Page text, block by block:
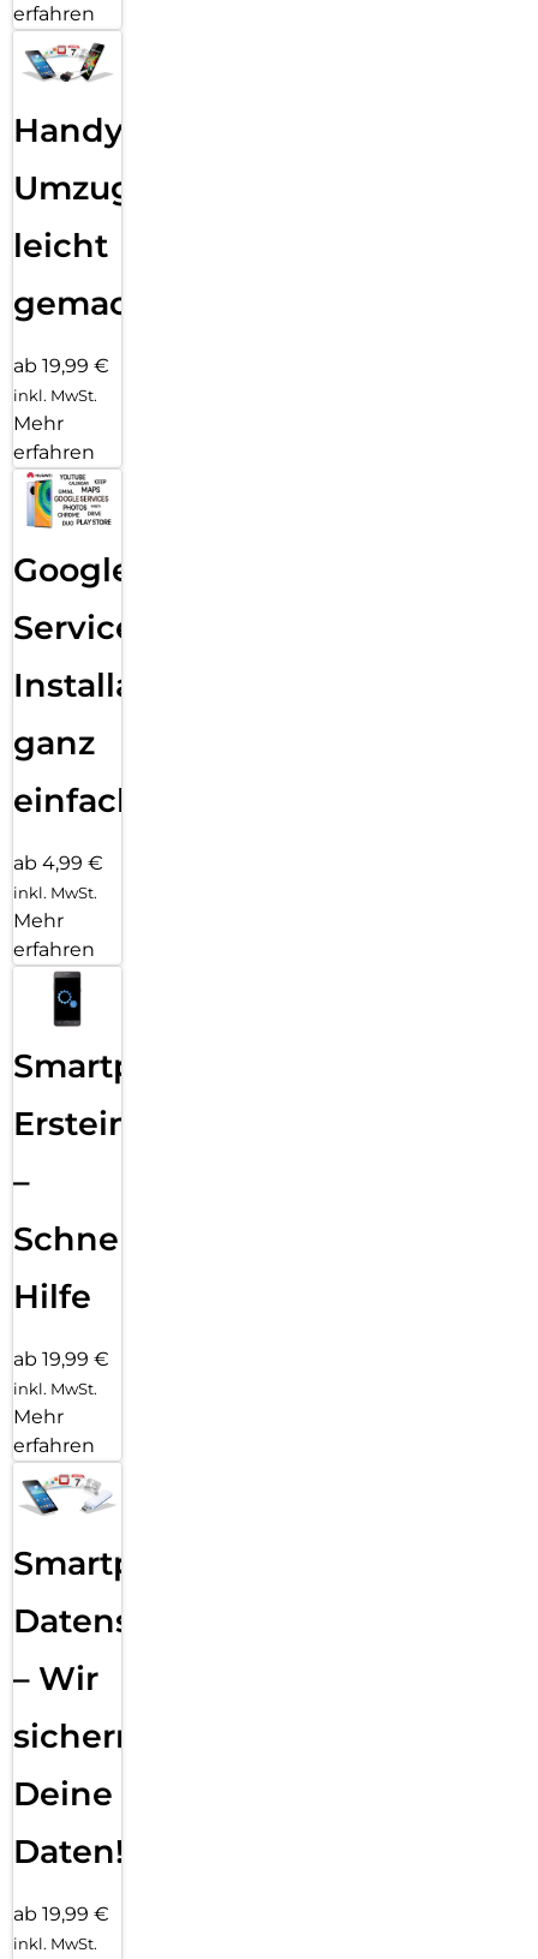
erfahren
Handy
Umzug
leicht
gemacht!
ab 19,99 €
inkl. MwSt.
Mehr
erfahren
Google
Services
Installation
ganz
einfach
ab 4,99 €
inkl. MwSt.
Mehr
erfahren
Smartphone
Ersteinrichtung
–
Schnelle
Hilfe
ab 19,99 €
inkl. MwSt.
Mehr
erfahren
Smartphone
Datensicherung
– Wir
sichern
Deine
Daten!
ab 19,99 €
inkl. MwSt.